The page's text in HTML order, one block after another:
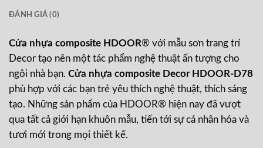
ĐÁNH GIÁ (0)
Cửa nhựa composite HDOOR® với mẫu sơn trang trí
Decor tạo nên một tác phẩm nghệ thuật ấn tượng cho
ngôi nhà bạn. Cửa nhựa composite Decor HDOOR-D78
phù hợp với các bạn trẻ yêu thích nghệ thuật, thích sáng
tạo. Những sản phẩm của HDOOR® hiện nay đã vượt
qua tất cả giới hạn khuôn mẫu, tiến tới sự cá nhân hóa và
tươi mới trong mọi thiết kế.